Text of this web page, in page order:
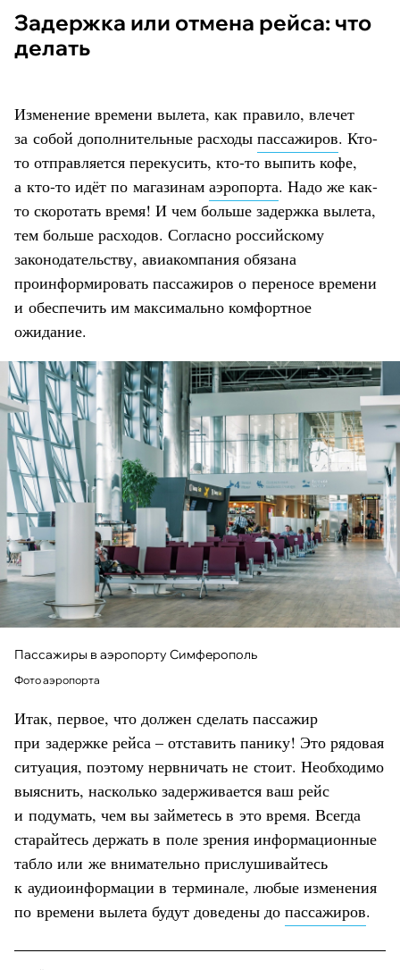
Задержка или отмена рейса: что
делать
Изменение времени вылета, как правило, влечет
за собой дополнительные расходы пассажиров. Кто-
то отправляется перекусить, кто-то выпить кофе,
а кто-то идёт по магазинам аэропорта. Надо же как-
то скоротать время! И чем больше задержка вылета,
тем больше расходов. Согласно российскому
законодательству, авиакомпания обязана
проинформировать пассажиров о переносе времени
и обеспечить им максимально комфортное
ожидание.
Пассажиры в аэропорту Симферополь
Фото аэропорта
Итак, первое, что должен сделать пассажир
при задержке рейса – отставить панику! Это рядовая
ситуация, поэтому нервничать не стоит. Необходимо
выяснить, насколько задерживается ваш рейс
и подумать, чем вы займетесь в это время. Всегда
старайтесь держать в поле зрения информационные
табло или же внимательно прислушивайтесь
к аудиоинформации в терминале, любые изменения
по времени вылета будут доведены до пассажиров.